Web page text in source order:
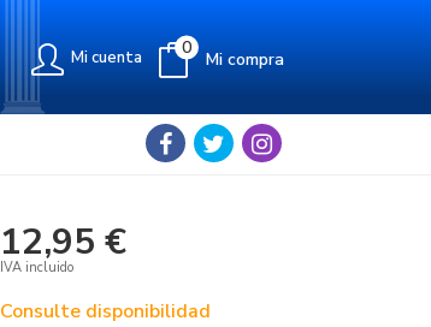
Mi cuenta Mi compra
0
12,95 €
IVA incluido
Consulte disponibilidad